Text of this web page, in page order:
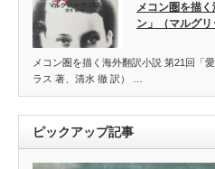
メコン圏を描
ン」（マルグリ
メコン圏を描く海外翻訳小説 第21回「
ラス 著、清水 徹 訳） …
ピックアップ記事